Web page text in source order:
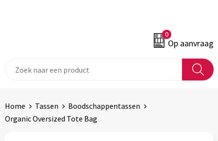
0
Op aanvraag
Home Tassen
Boodschappentassen
Organic Oversized Tote Bag